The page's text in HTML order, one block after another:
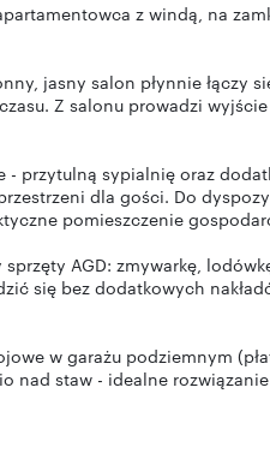
z windą, na
jasny salon płynnie łączy
Z salonu prowadzi
- przytulną sypialnię oraz
dla gości. Do
pomieszczenie
AGD: zmywarkę,
się bez dodatkowych
w garażu podziemnym
nad staw - idealne